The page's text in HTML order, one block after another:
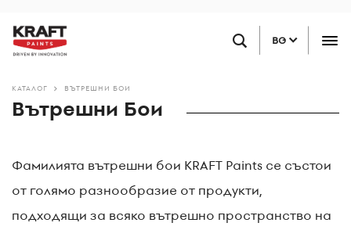
към
основното
BG
КАТАЛОГ ВЪТРЕШНИ БОИ
Вътрешни Бои
Фамилията вътрешни бои KRAFT Paints се състои
от голямо разнообразие от продукти,
подходящи за всяко вътрешно пространство на